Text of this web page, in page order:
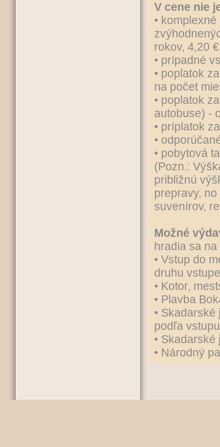
V cene nie
•
rokov, 4,20
• prípadné
• poplatok
na počet
• poplatok
autobuse) -
• príplatok
•
• pobytová
(Pozn.:
približnú
prepravy,
suvenírov,
Možné
hradia sa
• Vstup do
druhu
• Kotor,
• Plavba
•
podľa vstupu
•
• Národný